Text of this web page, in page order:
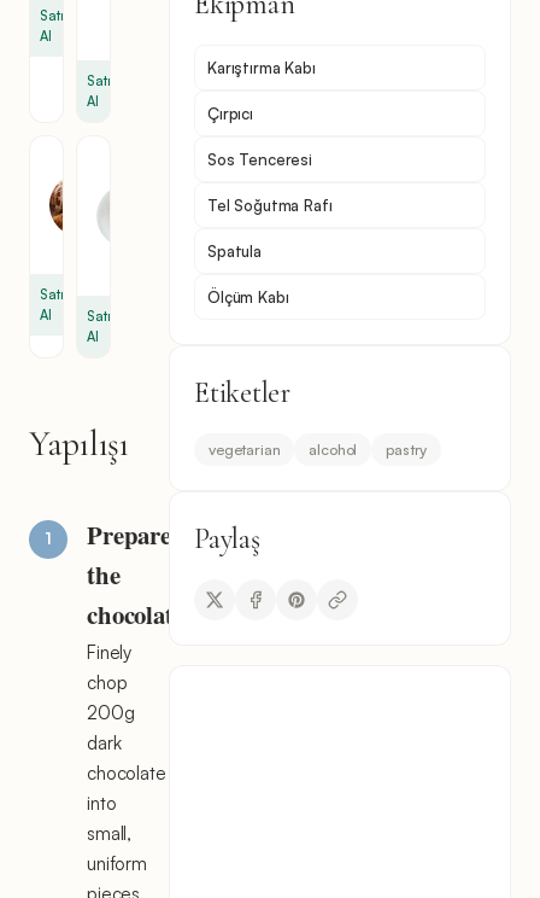
Satın
Al
Satın
Al
Satın
Al
Satın
Al
Yapılışı
Prepare
the
chocolate
Finely
chop
200g
dark
chocolate
into
small,
uniform
pieces.
Karıştırma Kabı
Çırpıcı
Sos Tenceresi
Tel Soğutma Rafı
Spatula
Ölçüm Kabı
Etiketler
vegetarian alcohol pastry
Paylaş